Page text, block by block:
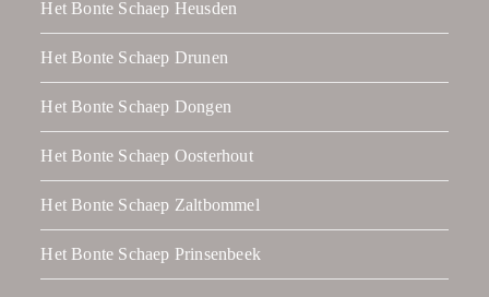
Het Bonte Schaep Heusden
Het Bonte Schaep Drunen
Het Bonte Schaep Dongen
Het Bonte Schaep Oosterhout
Het Bonte Schaep Zaltbommel
Het Bonte Schaep Prinsenbeek